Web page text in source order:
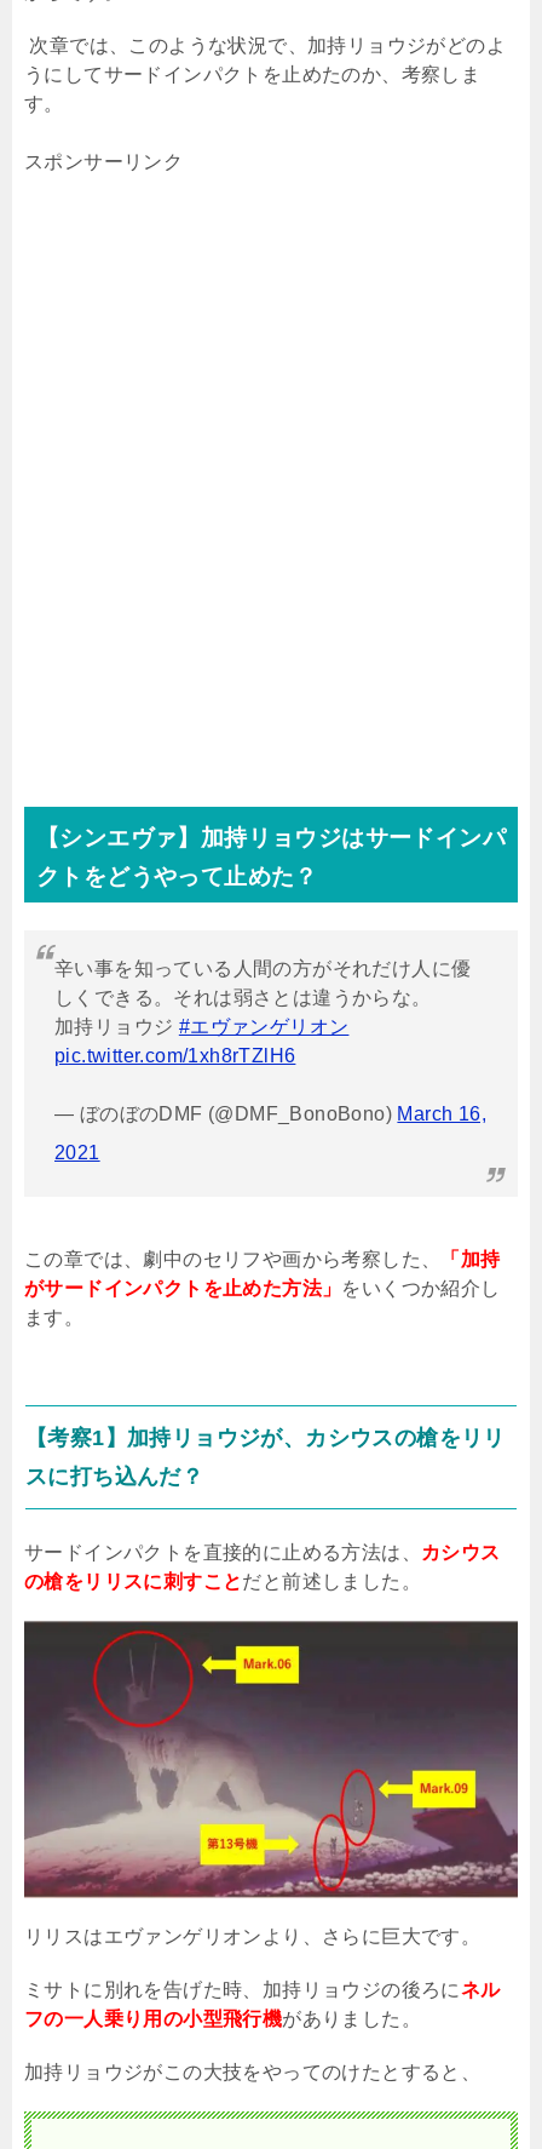
次章では、このような状況で、加持リョウジがどのよ
うにしてサードインパクトを止めたのか、考察しま
す。
スポンサーリンク
【シンエヴァ】加持リョウジはサードインパ
クトをどうやって止めた？
辛い事を知っている人間の方がそれだけ人に優
しくできる。それは弱さとは違うからな。
加持リョウジ #エヴァンゲリオン
pic.twitter.com/1xh8rTZlH6
— ぼのぼのDMF (@DMF_BonoBono) March 16,
2021
この章では、劇中のセリフや画から考察した、
「加持
がサードインパクトを止めた方法」 をいくつか紹介し
ます。
【考察1 】加持リョウジが、カシウスの槍をリリ
スに打ち込んだ？
サードインパクトを直接的に止める方法は、
カシウス
の槍をリリスに刺すことだと前述しました。
リリスはエヴァンゲリオンより、さらに巨大です。
ミサトに別れを告げた時、加持リョウジの後ろにネル
フの一人乗り用の小型飛行機がありました。
加持リョウジがこの大技をやってのけたとすると、